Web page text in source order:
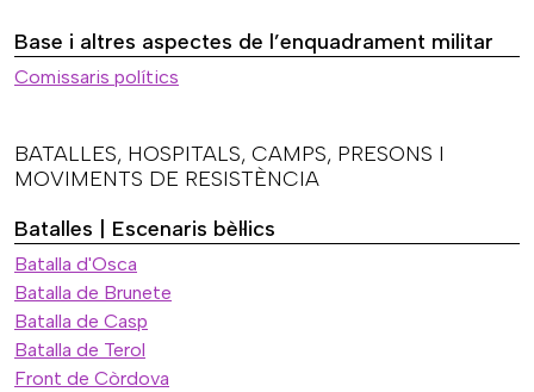
Base i altres aspectes de l’enquadrament militar
Comissaris polítics
BATALLES, HOSPITALS, CAMPS, PRESONS I
MOVIMENTS DE RESISTÈNCIA
Batalles | Escenaris bèl·lics
Batalla d'Osca
Batalla de Brunete
Batalla de Casp
Batalla de Terol
Front de Còrdova